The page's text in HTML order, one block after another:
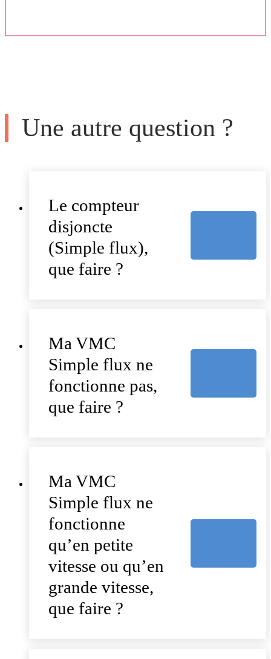
Une autre question ?
Le compteur
disjoncte
(Simple flux),
que faire ?
Ma VMC
Simple flux ne
fonctionne pas,
que faire ?
Ma VMC
Simple flux ne
fonctionne
qu’en petite
vitesse ou qu’en
grande vitesse,
que faire ?